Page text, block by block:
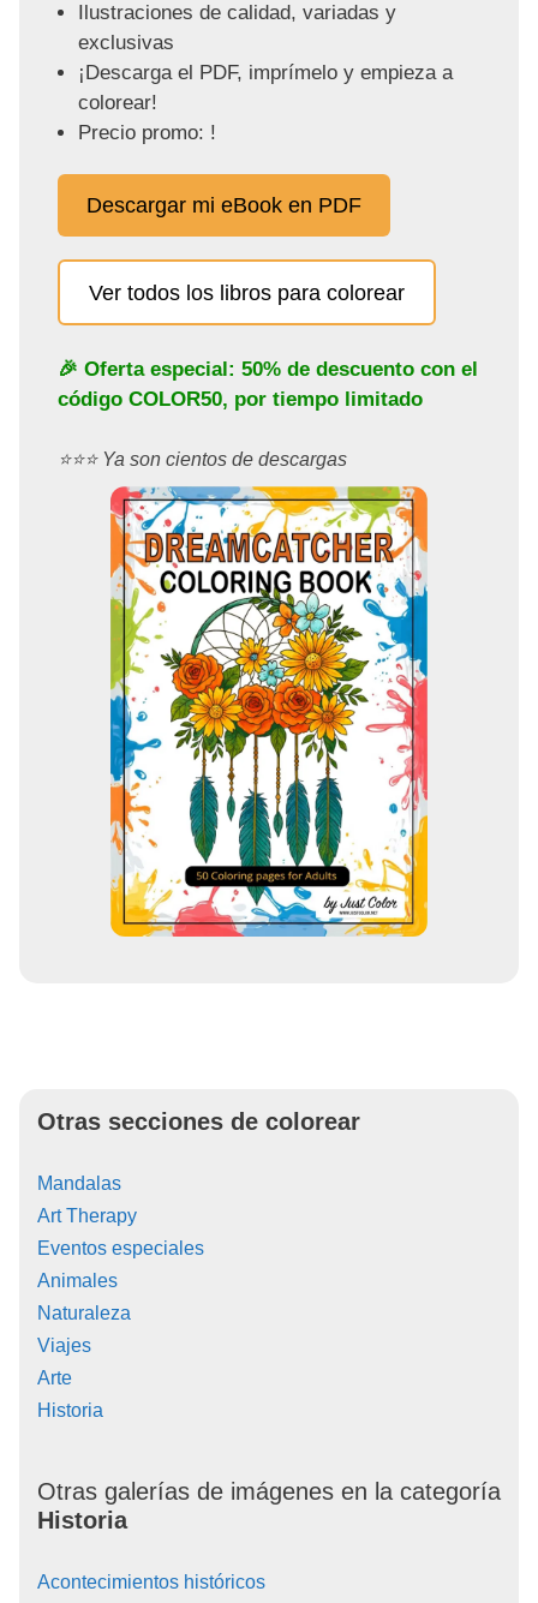
Ilustraciones de calidad, variadas y
exclusivas
¡Descarga el PDF, imprímelo y empieza a
colorear!
Precio promo: !
Descargar mi eBook en PDF
Ver todos los libros para colorear
🎉 Oferta especial: 50% de descuento con el
código COLOR50, por tiempo limitado
⭐️⭐️⭐️ Ya son cientos de descargas
Otras secciones de colorear
Mandalas
Art Therapy
Eventos especiales
Animales
Naturaleza
Viajes
Arte
Historia
Otras galerías de imágenes en la categoría
Historia
Acontecimientos históricos